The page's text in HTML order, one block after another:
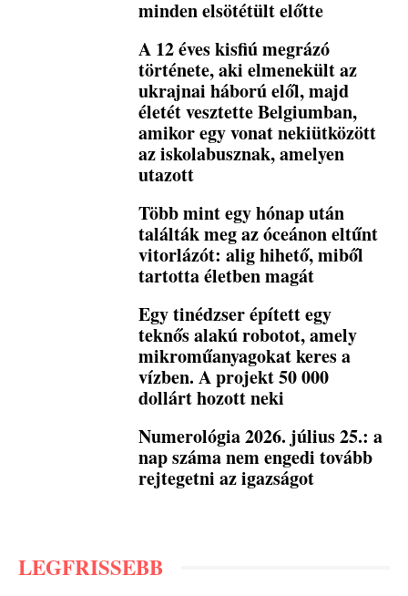
minden elsötétült előtte
A 12 éves kisfiú megrázó
története, aki elmenekült az
ukrajnai háború elől, majd
életét vesztette Belgiumban,
amikor egy vonat nekiütközött
az iskolabusznak, amelyen
utazott
Több mint egy hónap után
találták meg az óceánon eltűnt
vitorlázót: alig hihető, miből
tartotta életben magát
Egy tinédzser épített egy
teknős alakú robotot, amely
mikroműanyagokat keres a
vízben. A projekt 50 000
dollárt hozott neki
Numerológia 2026. július 25.: a
nap száma nem engedi tovább
rejtegetni az igazságot
LEGFRISSEBB